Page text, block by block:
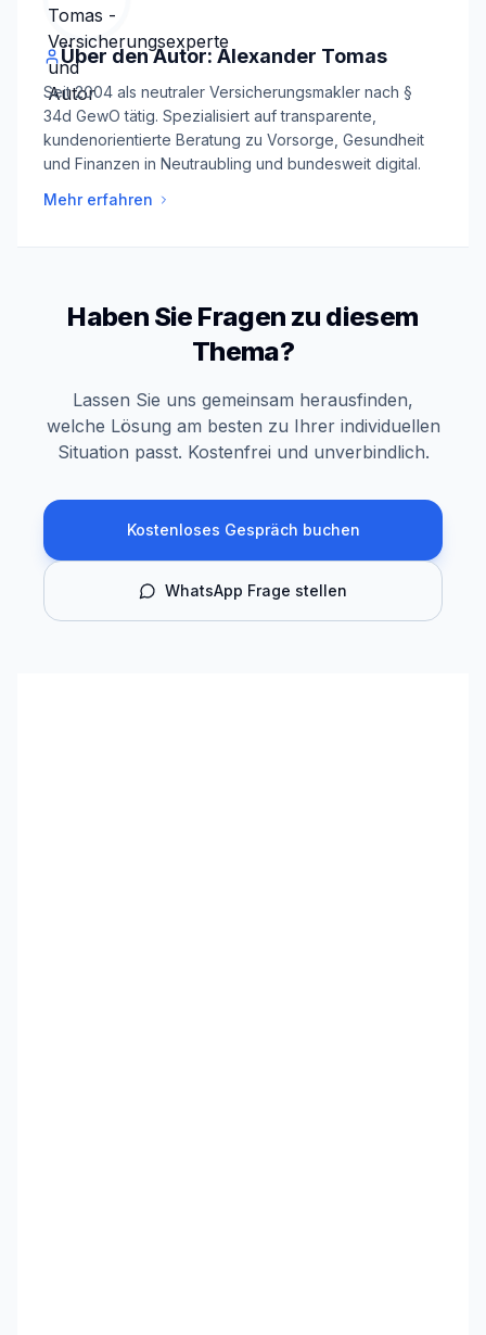
Über den Autor: Alexander Tomas
Seit 2004 als neutraler Versicherungsmakler nach §
34d GewO tätig. Spezialisiert auf transparente,
kundenorientierte Beratung zu Vorsorge, Gesundheit
und Finanzen in Neutraubling und bundesweit digital.
Mehr erfahren
Haben Sie Fragen zu diesem
Thema?
Lassen Sie uns gemeinsam herausfinden,
welche Lösung am besten zu Ihrer individuellen
Situation passt. Kostenfrei und unverbindlich.
Kostenloses Gespräch buchen
WhatsApp Frage stellen